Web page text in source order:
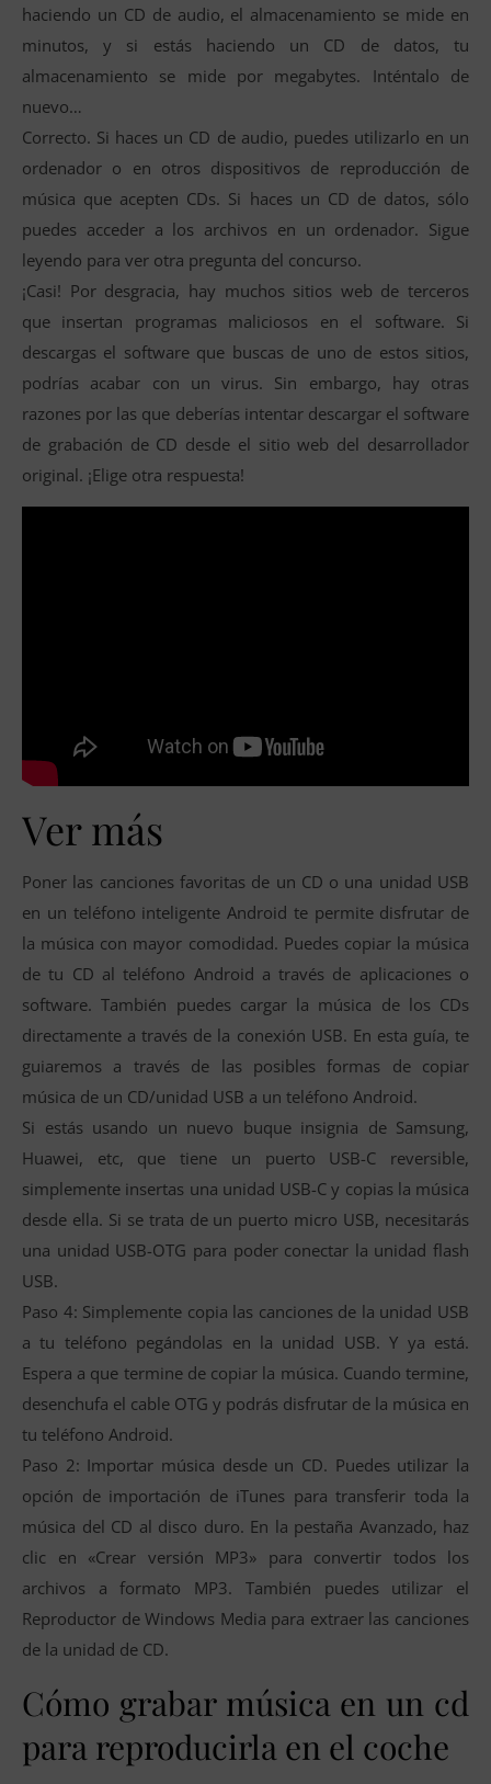
haciendo un CD de audio, el almacenamiento se mide en
minutos, y si estás haciendo un CD de datos, tu
almacenamiento se mide por megabytes. Inténtalo de
nuevo…
Correcto. Si haces un CD de audio, puedes utilizarlo en un
ordenador o en otros dispositivos de reproducción de
música que acepten CDs. Si haces un CD de datos, sólo
puedes acceder a los archivos en un ordenador. Sigue
leyendo para ver otra pregunta del concurso.
¡Casi! Por desgracia, hay muchos sitios web de terceros
que insertan programas maliciosos en el software. Si
descargas el software que buscas de uno de estos sitios,
podrías acabar con un virus. Sin embargo, hay otras
razones por las que deberías intentar descargar el software
de grabación de CD desde el sitio web del desarrollador
original. ¡Elige otra respuesta!
Ver más
Poner las canciones favoritas de un CD o una unidad USB
en un teléfono inteligente Android te permite disfrutar de
la música con mayor comodidad. Puedes copiar la música
de tu CD al teléfono Android a través de aplicaciones o
software. También puedes cargar la música de los CDs
directamente a través de la conexión USB. En esta guía, te
guiaremos a través de las posibles formas de copiar
música de un CD/unidad USB a un teléfono Android.
Si estás usando un nuevo buque insignia de Samsung,
Huawei, etc, que tiene un puerto USB-C reversible,
simplemente insertas una unidad USB-C y copias la música
desde ella. Si se trata de un puerto micro USB, necesitarás
una unidad USB-OTG para poder conectar la unidad flash
USB.
Paso 4: Simplemente copia las canciones de la unidad USB
a tu teléfono pegándolas en la unidad USB. Y ya está.
Espera a que termine de copiar la música. Cuando termine,
desenchufa el cable OTG y podrás disfrutar de la música en
tu teléfono Android.
Paso 2: Importar música desde un CD. Puedes utilizar la
opción de importación de iTunes para transferir toda la
música del CD al disco duro. En la pestaña Avanzado, haz
clic en «Crear versión MP3» para convertir todos los
archivos a formato MP3. También puedes utilizar el
Reproductor de Windows Media para extraer las canciones
de la unidad de CD.
Cómo grabar música en un cd
para reproducirla en el coche